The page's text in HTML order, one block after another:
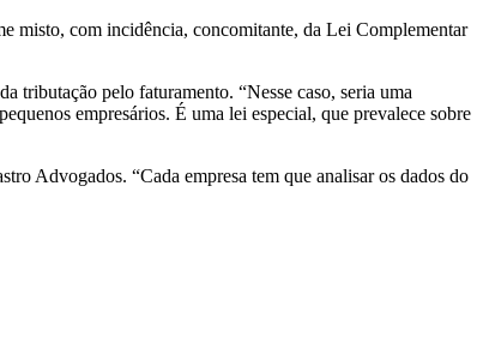
misto, com incidência, concomitante, da Lei Complementar
tributação pelo faturamento. “Nesse caso, seria uma
empresários. É uma lei especial, que prevalece sobre
Advogados. “Cada empresa tem que analisar os dados do